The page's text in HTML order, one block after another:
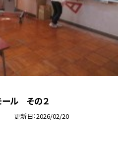
ール その２
更新日 2026/02/20